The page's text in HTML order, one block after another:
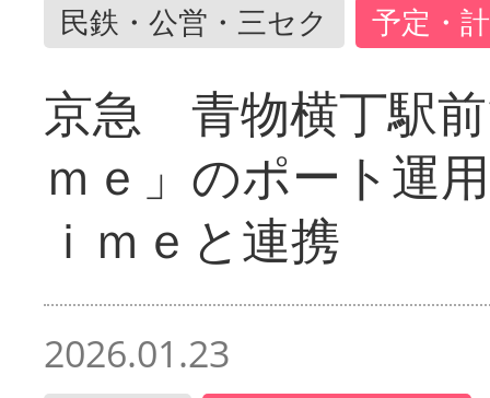
民鉄・公営・三セク 予定・
京急 青物横丁駅
ｍｅ」のポート運
ｉｍｅと連携
2026.01.23